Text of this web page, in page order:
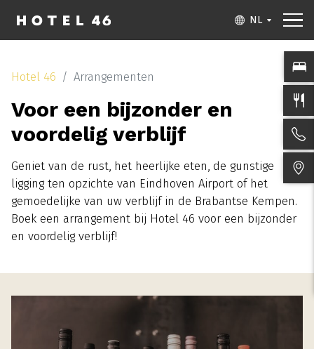
NL
Hotel 46 Arrangementen
Voor een bijzonder en
voordelig verblijf
Geniet van de rust, het heerlijke eten, de gunstige
ligging ten opzichte van Eindhoven Airport of het
gemoedelijke van uw verblijf in de Brabantse Kempen.
Boek een arrangement bij Hotel 46 voor een bijzonder
en voordelig verblijf!